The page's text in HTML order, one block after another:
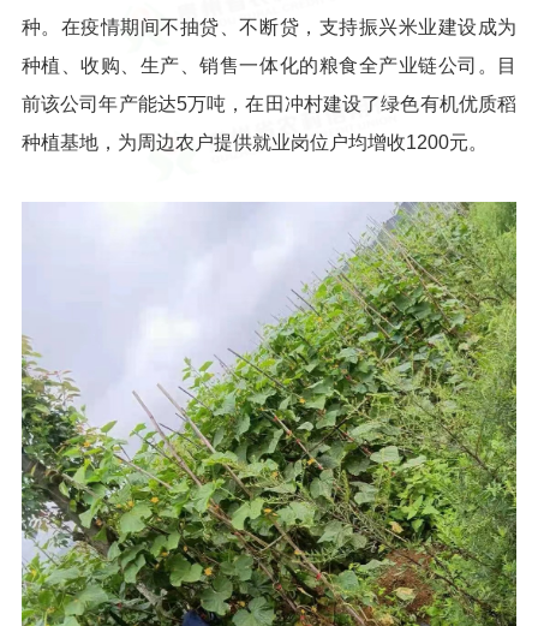
种。在疫情期间不抽贷、不断贷，支持振兴米业建设成为
种植、收购、生产、销售一体化的粮食全产业链公司。目
前该公司年产能达5万吨，在田冲村建设了绿色有机优质稻
种植基地，为周边农户提供就业岗位户均增收1200元。